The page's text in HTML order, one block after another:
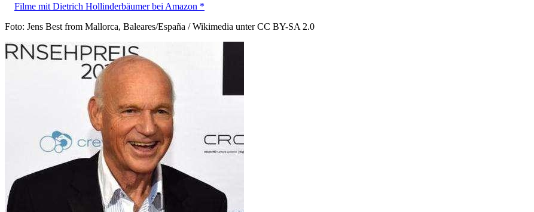
Filme mit Dietrich Hollinderbäumer bei Amazon *
Foto: Jens Best from Mallorca, Baleares/España / Wikimedia unter CC BY-SA 2.0